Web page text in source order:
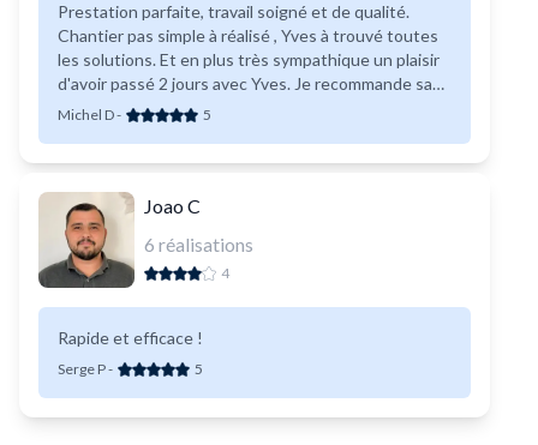
Prestation parfaite, travail soigné et de qualité.
Chantier pas simple à réalisé , Yves à trouvé toutes
les solutions. Et en plus très sympathique un plaisir
d'avoir passé 2 jours avec Yves. Je recommande sans
aucunes hésitations
Michel D- 5
Joao C
6 réalisations
4
Rapide et efficace !
Serge P- 5